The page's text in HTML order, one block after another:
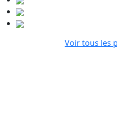
Voir tous les